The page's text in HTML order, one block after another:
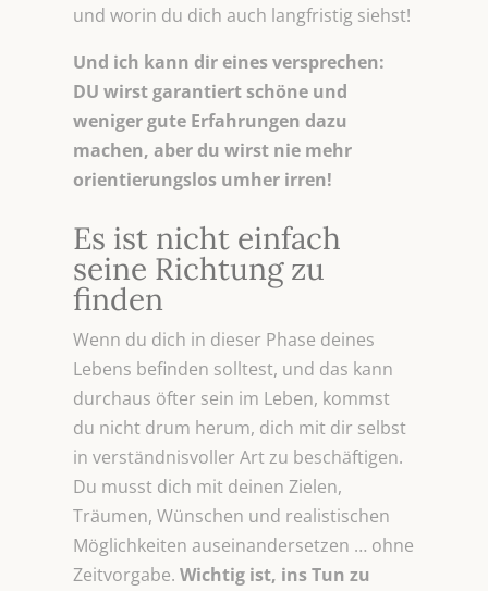
und worin du dich auch langfristig siehst!
Und ich kann dir eines versprechen:
DU wirst garantiert schöne und
weniger gute Erfahrungen dazu
machen, aber du wirst nie mehr
orientierungslos umher irren!
Es ist nicht einfach
seine Richtung zu
finden
Wenn du dich in dieser Phase deines
Lebens befinden solltest, und das kann
durchaus öfter sein im Leben, kommst
du nicht drum herum, dich mit dir selbst
in verständnisvoller Art zu beschäftigen.
Du musst dich mit deinen Zielen,
Träumen, Wünschen und realistischen
Möglichkeiten auseinandersetzen … ohne
Zeitvorgabe. Wichtig ist, ins Tun zu